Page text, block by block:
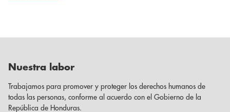
Nuestra labor
Trabajamos para promover y proteger los derechos humanos de
todas las personas, conforme al acuerdo con el Gobierno de la
República de Honduras.